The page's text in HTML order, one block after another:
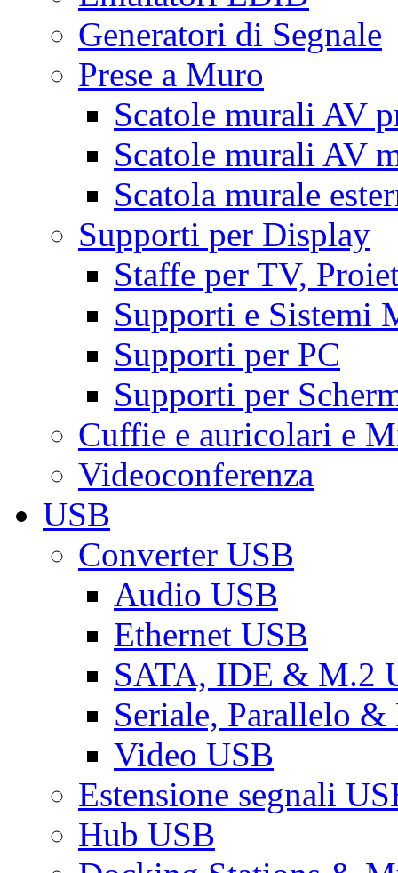
Generatori di Segnale
Prese a Muro
Scatole murali AV
Scatole murali AV
Scatola murale
Supporti per Display
Staffe per TV,
Supporti e Sistemi
Supporti per PC
Supporti per
Cuffie e auricolari e
Videoconferenza
USB
Converter USB
Audio USB
Ethernet USB
SATA, IDE & M.2
Seriale, Parallelo &
Video USB
Estensione segnali
Hub USB